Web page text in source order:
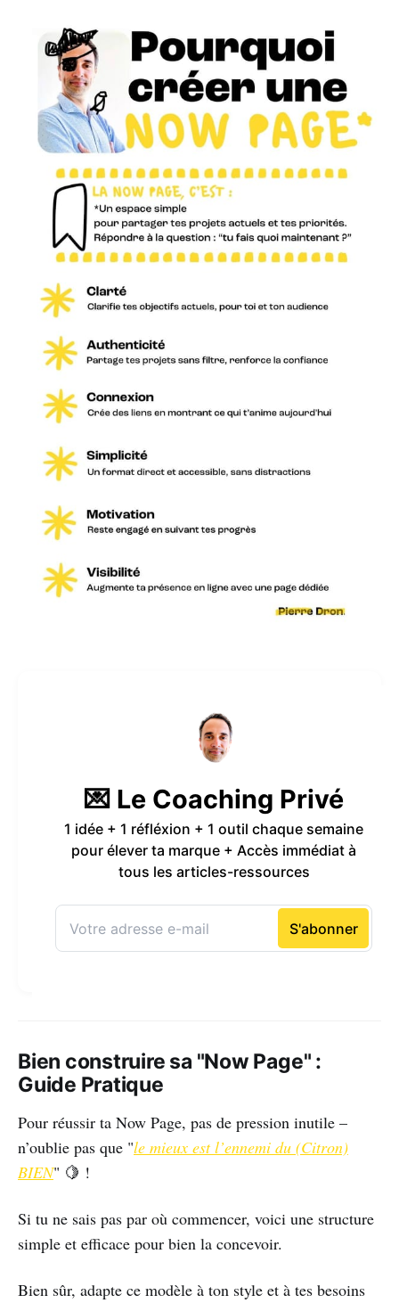
Bien construire sa "Now Page" :
Guide Pratique
Pour réussir ta Now Page, pas de pression inutile –
n’oublie pas que "le mieux est l’ennemi du (Citron)
BIEN" 🍋 !
Si tu ne sais pas par où commencer, voici une structure
simple et efficace pour bien la concevoir.
Bien sûr, adapte ce modèle à ton style et à tes besoins